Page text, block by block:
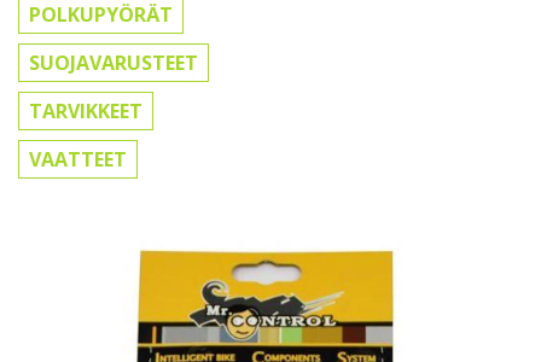
POLKUPYÖRÄT
SUOJAVARUSTEET
TARVIKKEET
VAATTEET